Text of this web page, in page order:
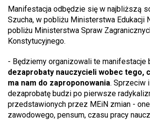
Manifestacja odbędzie się w najbliższą
Szucha, w pobliżu Ministerstwa Edukacji
pobliżu Ministerstwa Spraw
Konstytucyjnego.
- Będziemy organizowali te manifestacje
dezaprobaty nauczycieli wobec tego,
ma nam do zaproponowania. Sprzeciw
dezaprobatę budzi po pierwsze
przedstawionych przez MEiN zmian -
zawodowego, pensum, czasu pracy